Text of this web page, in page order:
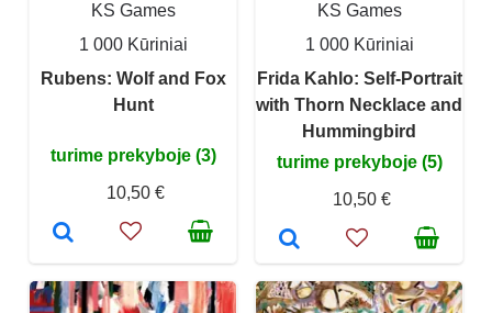
KS Games
1 000 Kūriniai
Rubens: Wolf and Fox
Hunt
turime prekyboje (3)
10,50 €
KS Games
1 000 Kūriniai
Frida Kahlo: Self-Portrait
with Thorn Necklace and
Hummingbird
turime prekyboje (5)
10,50 €